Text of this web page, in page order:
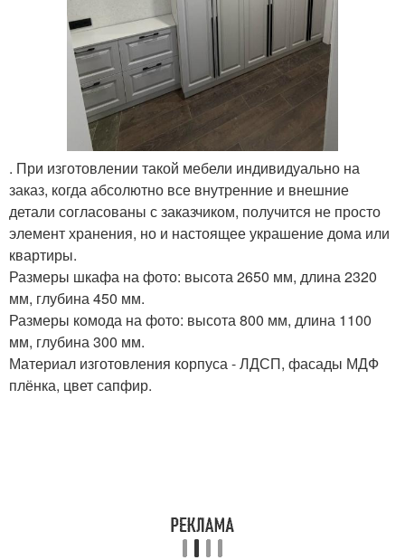
. При изготовлении такой мебели индивидуально на
заказ, когда абсолютно все внутренние и внешние
детали согласованы с заказчиком, получится не просто
элемент хранения, но и настоящее украшение дома или
квартиры.
Размеры шкафа на фото: высота 2650 мм, длина 2320
мм, глубина 450 мм.
Размеры комода на фото: высота 800 мм, длина 1100
мм, глубина 300 мм.
Материал изготовления корпуса - ЛДСП, фасады МДФ
плёнка, цвет сапфир.